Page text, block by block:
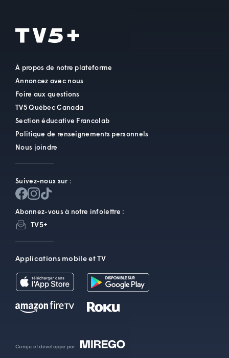
À propos de notre plateforme
Annoncez avec nous
Foire aux questions
TV5 Québec Canada
Section éducative Francolab
Politique de renseignements personnels
Nous joindre
Suivez-nous sur :
Abonnez-vous à notre infolettre :
TV5+
Applications mobile et TV
Conçu et développé par